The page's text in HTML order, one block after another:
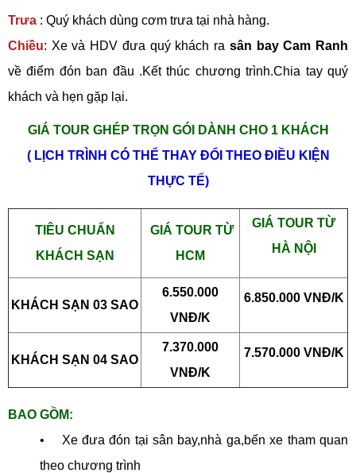
Trưa : Quý khách dùng cơm trưa tại nhà hàng.
Chiều: Xe và HDV đưa quý khách ra sân bay Cam Ranh
về điểm đón ban đầu .Kết thúc chương trình.Chia tay quý
khách và hẹn gặp lại.
GIÁ TOUR GHÉP TRỌN GÓI DÀNH CHO 1 KHÁCH
( LỊCH TRÌNH CÓ THỂ THAY ĐỔI THEO ĐIỀU KIỆN
THỰC TẾ)
TIÊU CHUẨN
KHÁCH SẠN
GIÁ TOUR TỪ
HCM
GIÁ TOUR TỪ
HÀ NỘI
KHÁCH SẠN 03 SAO
6.550.000
VNĐ/K
6.850.000 VNĐ/K
KHÁCH SẠN 04 SAO
7.370.000
VNĐ/K
7.570.000 VNĐ/K
BAO GỒM:
• Xe đưa đón tại sân bay,nhà ga,bến xe tham quan
theo chương trình